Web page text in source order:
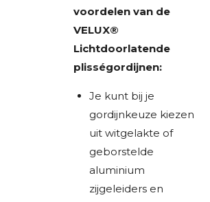
voordelen van de
VELUX®
Lichtdoorlatende
plisségordijnen:
Je kunt bij je
gordijnkeuze kiezen
uit witgelakte of
geborstelde
aluminium
zijgeleiders en